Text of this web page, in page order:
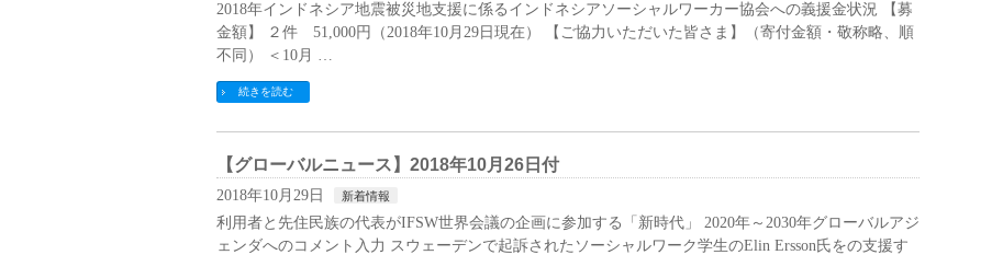
2018年インドネシア地震被災地支援に係るインドネシアソーシャルワーカー協会への義援金状況 【募
金額】 ２件 51,000円（2018年10月29日現在） 【ご協力いただいた皆さま】（寄付金額・敬称略、順
不同） ＜10月 …
続きを読む
【グローバルニュース】2018年10月26日付
2018年10月29日 新着情報
利用者と先住民族の代表がIFSW世界会議の企画に参加する「新時代」 2020年～2030年グローバルアジ
ェンダへのコメント入力 スウェーデンで起訴されたソーシャルワーク学生のElin Ersson氏をの支援す